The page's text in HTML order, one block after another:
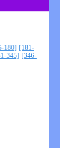
180] [181-
345] [346-